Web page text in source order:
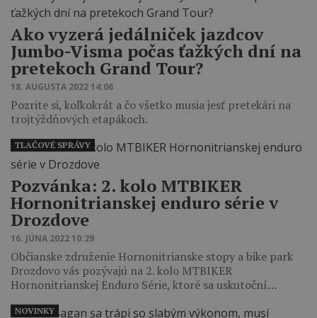
Ako vyzerá jedálniček jazdcov
Jumbo-Visma počas ťažkých dní na
pretekoch Grand Tour?
18. AUGUSTA 2022 14:06
Pozrite si, koľkokrát a čo všetko musia jesť pretekári na
trojtýždňových etapákoch.
Pozvánka: 2. kolo MTBIKER
Hornonitrianskej enduro série v
Drozdove
16. JÚNA 2022 10:29
Občianske združenie Hornonitrianske stopy a bike park
Drozdovo vás pozývajú na 2. kolo MTBIKER
Hornonitrianskej Enduro Série, ktoré sa uskutoční…
TLAČOVÉ SPRÁVY
NOVINKY